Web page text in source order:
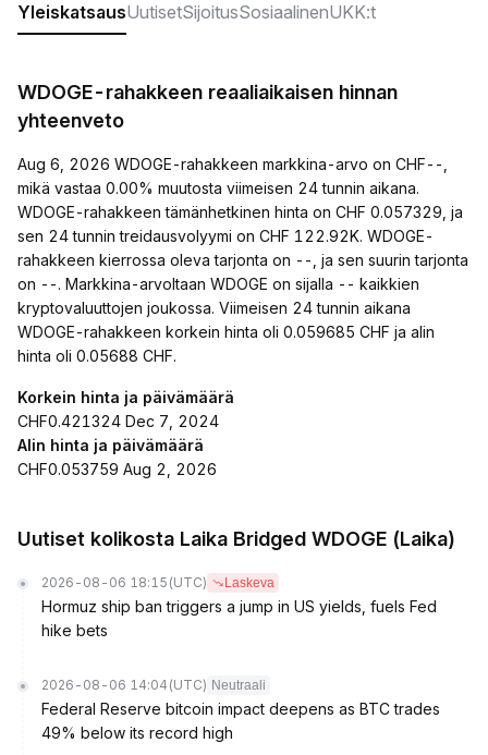
YleiskatsausUutisetSijoitusSosiaalinenUKK:t
WDOGE-rahakkeen reaaliaikaisen hinnan
yhteenveto
Aug 6, 2026 WDOGE-rahakkeen markkina-arvo on CHF--,
mikä vastaa 0.00% muutosta viimeisen 24 tunnin aikana.
WDOGE-rahakkeen tämänhetkinen hinta on CHF 0.057329, ja
sen 24 tunnin treidausvolyymi on CHF 122.92K. WDOGE-
rahakkeen kierrossa oleva tarjonta on --, ja sen suurin tarjonta
on --. Markkina-arvoltaan WDOGE on sijalla -- kaikkien
kryptovaluuttojen joukossa. Viimeisen 24 tunnin aikana
WDOGE-rahakkeen korkein hinta oli 0.059685 CHF ja alin
hinta oli 0.05688 CHF.
Korkein hinta ja päivämäärä
CHF0.421324 Dec 7, 2024
Alin hinta ja päivämäärä
CHF0.053759 Aug 2, 2026
Uutiset kolikosta Laika Bridged WDOGE (Laika)
2026-08-06 18:15 (UTC) Laskeva
Hormuz ship ban triggers a jump in US yields, fuels Fed
hike bets
2026-08-06 14:04 (UTC) Neutraali
Federal Reserve bitcoin impact deepens as BTC trades
49% below its record high